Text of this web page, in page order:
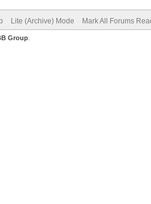
Lite (Archive) Mode Mark All Forums
Group